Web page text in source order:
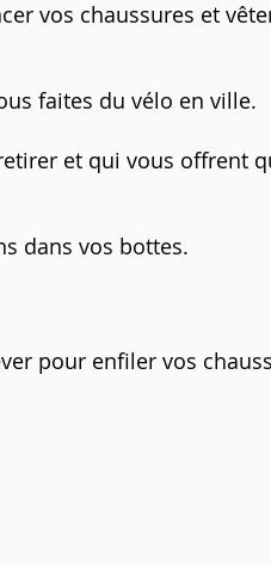
vos chaussures et
faites du vélo en ville.
et qui vous offrent
dans vos bottes.
pour enfiler vos